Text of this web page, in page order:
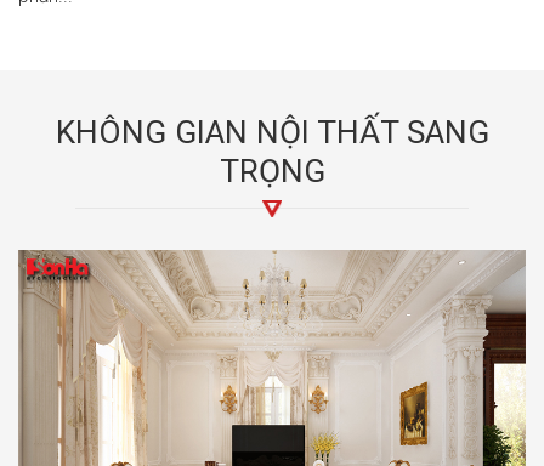
KHÔNG GIAN NỘI THẤT SANG
TRỌNG